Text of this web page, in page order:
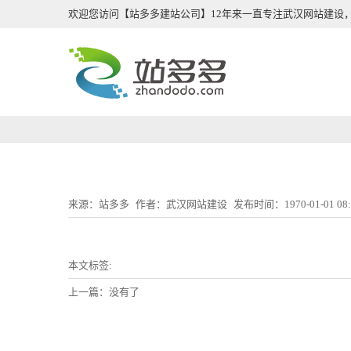
欢迎您访问【站多多建站公司】12年来一直专注武汉网站建设
来源：站多多 作者：武汉网站建设 发布时间：1970-01-01
本文标签:
上一篇：没有了